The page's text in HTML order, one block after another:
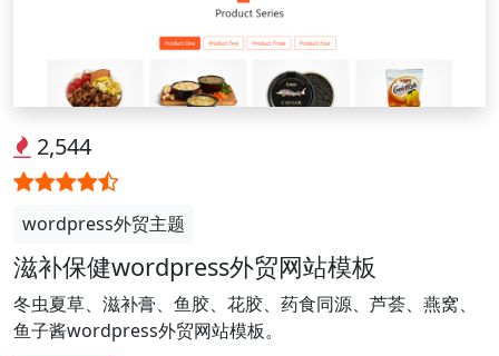
2,544
wordpress外贸主题
滋补保健wordpress外贸网站模板
冬虫夏草、滋补膏、鱼胶、花胶、药食同源、芦荟、燕窝、
鱼子酱wordpress外贸网站模板。